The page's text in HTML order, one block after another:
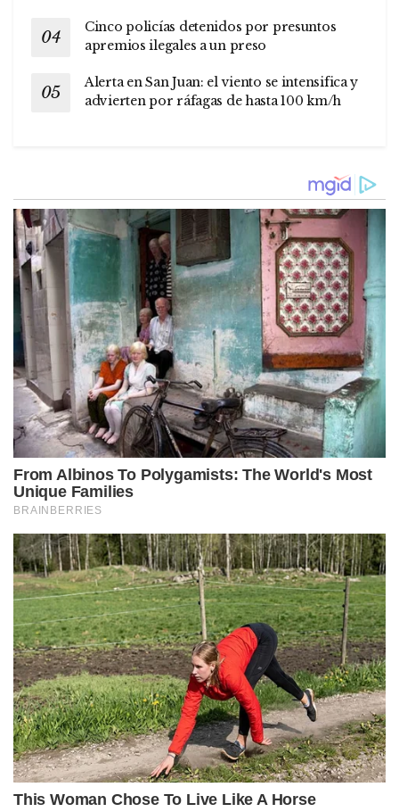
Cinco policías detenidos por presuntos
apremios ilegales a un preso
Alerta en San Juan: el viento se intensifica y
advierten por ráfagas de hasta 100 km/h